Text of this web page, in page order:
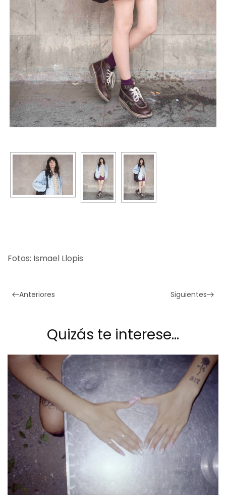
Fotos: Ismael Llopis
Anteriores Siguientes
Quizás te interese…